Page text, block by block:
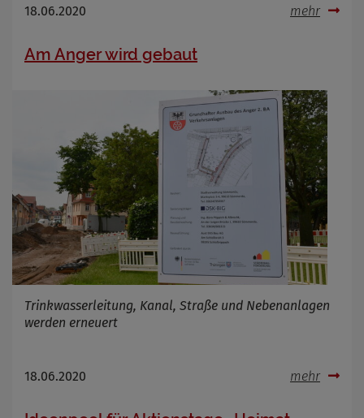
18.06.2020 mehr
Am Anger wird gebaut
Trinkwasserleitung, Kanal, Straße und Nebenanlagen
werden erneuert
18.06.2020 mehr